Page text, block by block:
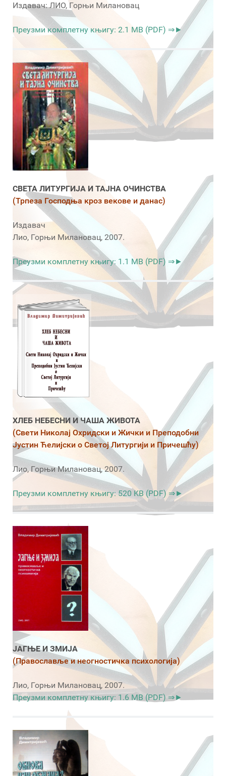
Издавач: ЛИО, Горњи Милановац
Преузми комплетну књигу: 2.1 MB (PDF) ⇒►
СВЕТА ЛИТУРГИЈА И ТАЈНА ОЧИНСТВА
(Трпеза Господња кроз векове и данас)
Издавач
Лио, Горњи Милановац, 2007.
Преузми комплетну књигу: 1.1 MB (PDF) ⇒►
ХЛЕБ НЕБЕСНИ И ЧАША ЖИВОТА
(Свети Николај Охридски и Жички и Преподобни
Јустин Ћелијски о Светој Литургији и Причешћу)
Лио, Горњи Милановац, 2007.
Преузми комплетну књигу: 520 KB (PDF) ⇒►
ЈАГЊЕ И ЗМИЈА
(Православље и неогностичка психологија)
Лио, Горњи Милановац, 2007.
Преузми комплетну књигу: 1.6 MB (PDF) ⇒►